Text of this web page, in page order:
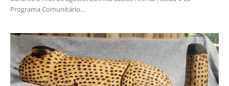
Programa Comunitário...